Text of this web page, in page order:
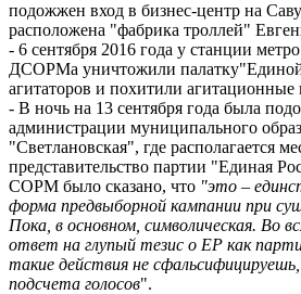
подожжен вход в бизнес-центр на
расположена "фабрика троллей"
- 6 сентября 2016 года у станции
ДСОРМа уничтожили
агитаторов и похитили агитационные
- В ночь на 13 сентября года была
администрации муниципального
"Светлановская", где располагается
представительство партии "Единая
СОРМ было сказано, что "это –
форма предвыборной кампании при
Пока, в основном, символическая. Во
ответ на глупый тезис о ЕР как
такие действия не
подсчета голосов".